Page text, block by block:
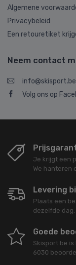
Algemene
Privacybeleid
Een retouretiket
Neem contact
info@skisport.be
Volg ons op
Je krijgt een
We hanteren
Levering
Plaats een
dezelfde dag.
Goede
Skisport.be is
6030